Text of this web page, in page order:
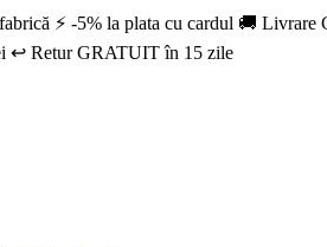
⚡ -5% la plata cu cardul 🚚
↩️ Retur GRATUIT în 15 zile